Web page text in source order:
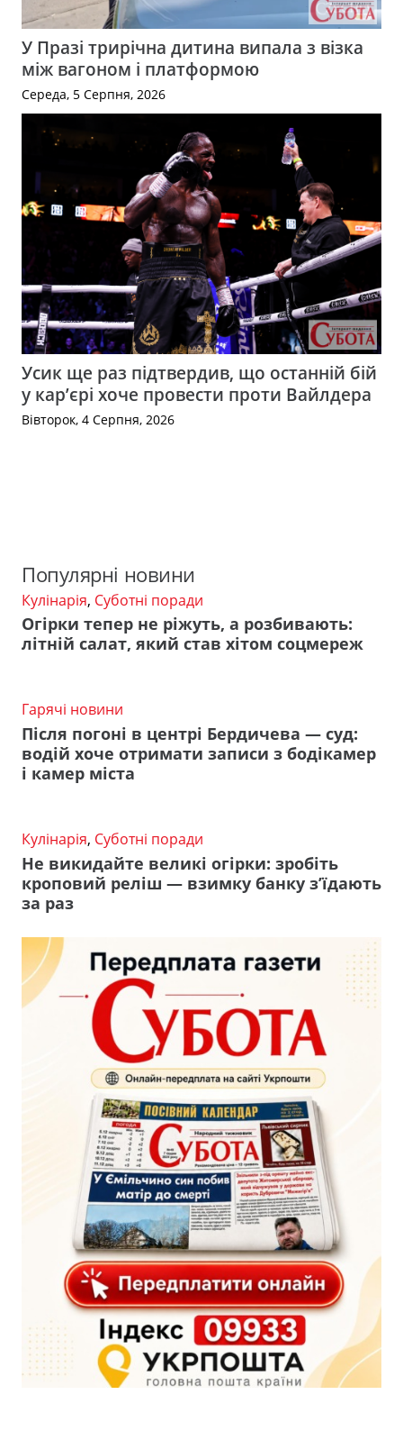
У Празі трирічна дитина випала з візка
між вагоном і платформою
Середа, 5 Серпня, 2026
Усик ще раз підтвердив, що останній бій
у кар’єрі хоче провести проти Вайлдера
Вівторок, 4 Серпня, 2026
Популярні новини
Кулінарія, Суботні поради
Огірки тепер не ріжуть, а розбивають:
літній салат, який став хітом соцмереж
Гарячі новини
Після погоні в центрі Бердичева — суд:
водій хоче отримати записи з бодікамер
і камер міста
Кулінарія, Суботні поради
Не викидайте великі огірки: зробіть
кроповий реліш — взимку банку з’їдають
за раз